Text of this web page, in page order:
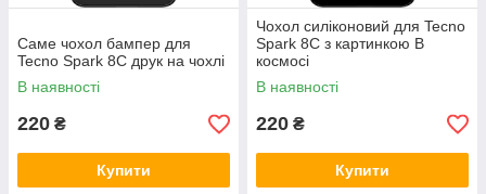
Саме чохол бампер для
Tecno Spark 8C друк на чохлі
В наявності
220 ₴
Купити
Чохол силіконовий для Tecno
Spark 8C з картинкою В
космосі
В наявності
220 ₴
Купити